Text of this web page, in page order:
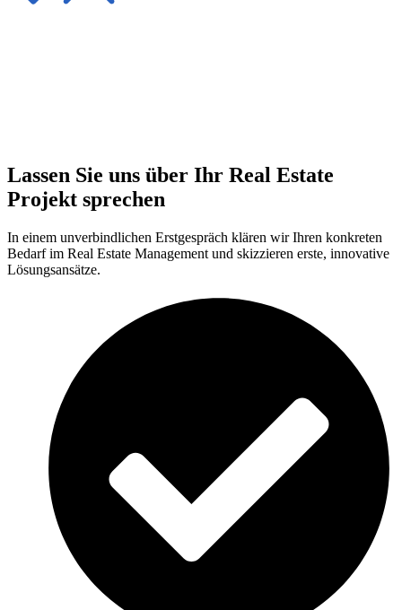
Lassen Sie uns über Ihr Real Estate
Projekt sprechen
In einem unverbindlichen Erstgespräch klären wir Ihren konkreten
Bedarf im Real Estate Management und skizzieren erste, innovative
Lösungsansätze.